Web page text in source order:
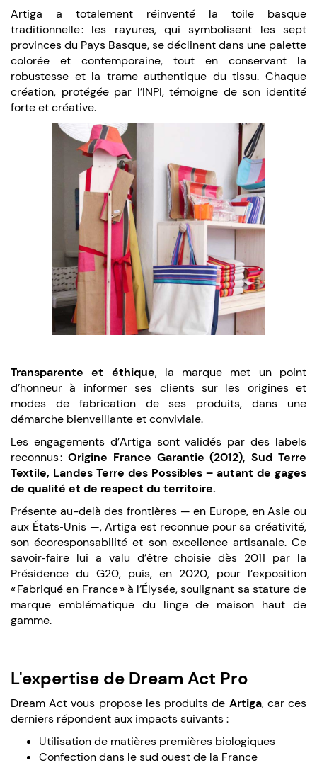
Artiga a totalement réinventé la toile basque
traditionnelle : les rayures, qui symbolisent les sept
provinces du Pays Basque, se déclinent dans une palette
colorée et contemporaine, tout en conservant la
robustesse et la trame authentique du tissu. Chaque
création, protégée par l’INPI, témoigne de son identité
forte et créative.
Transparente et éthique, la marque met un point
d’honneur à informer ses clients sur les origines et
modes de fabrication de ses produits, dans une
démarche bienveillante et conviviale.
Les engagements d’Artiga sont validés par des labels
reconnus : Origine France Garantie (2012), Sud Terre
Textile, Landes Terre des Possibles – autant de gages
de qualité et de respect du territoire.
Présente au-delà des frontières — en Europe, en Asie ou
aux États‑Unis —, Artiga est reconnue pour sa créativité,
son écoresponsabilité et son excellence artisanale. Ce
savoir‑faire lui a valu d’être choisie dès 2011 par la
Présidence du G20, puis, en 2020, pour l’exposition
« Fabriqué en France » à l’Élysée, soulignant sa stature de
marque emblématique du linge de maison haut de
gamme.
L'expertise de Dream Act Pro
Dream Act vous propose les produits de Artiga, car ces
derniers répondent aux impacts suivants :
Utilisation de matières premières biologiques
Confection dans le sud ouest de la France